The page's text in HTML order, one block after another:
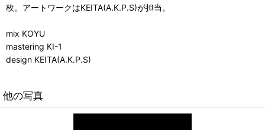
枚。アートワークはKEITA(A.K.P.S)が担当。
mix KOYU
mastering KI-1
design KEITA(A.K.P.S)
他の写真